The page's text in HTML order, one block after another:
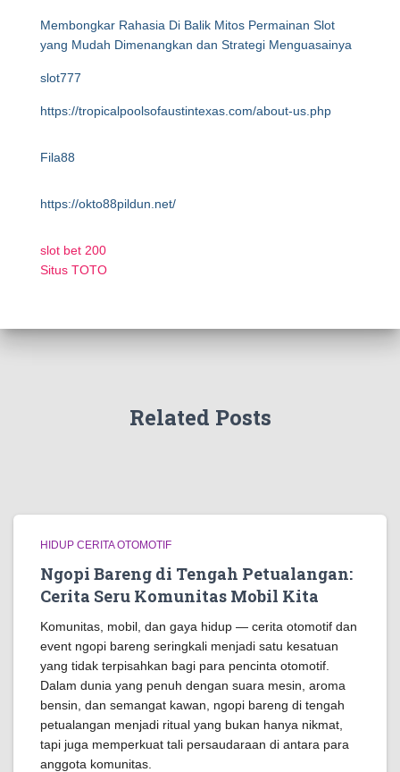
Membongkar Rahasia Di Balik Mitos Permainan Slot
yang Mudah Dimenangkan dan Strategi Menguasainya
slot777
https://tropicalpoolsofaustintexas.com/about-us.php
Fila88
https://okto88pildun.net/
slot bet 200
Situs TOTO
Related Posts
HIDUP CERITA OTOMOTIF
Ngopi Bareng di Tengah Petualangan:
Cerita Seru Komunitas Mobil Kita
Komunitas, mobil, dan gaya hidup — cerita otomotif dan
event ngopi bareng seringkali menjadi satu kesatuan
yang tidak terpisahkan bagi para pencinta otomotif.
Dalam dunia yang penuh dengan suara mesin, aroma
bensin, dan semangat kawan, ngopi bareng di tengah
petualangan menjadi ritual yang bukan hanya nikmat,
tapi juga memperkuat tali persaudaraan di antara para
anggota komunitas.